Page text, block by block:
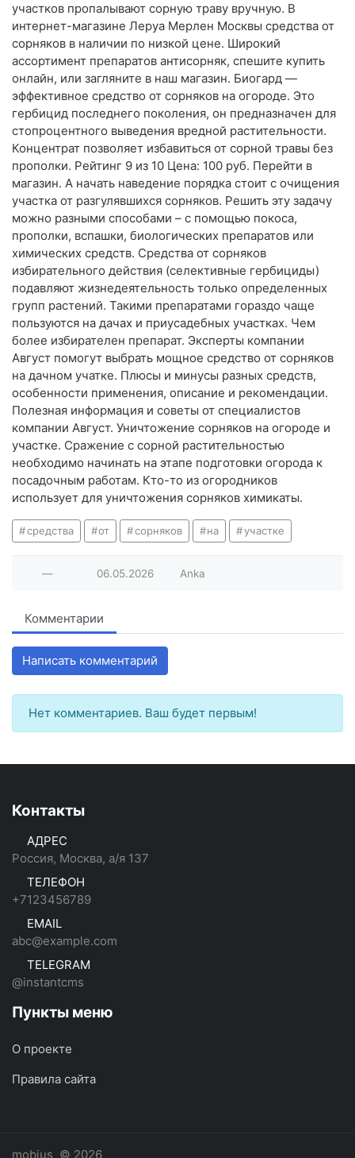
участков пропалывают сорную траву вручную. В
интернет-магазине Леруа Мерлен Москвы средства от
сорняков в наличии по низкой цене. Широкий
ассортимент препаратов антисорняк, спешите купить
онлайн, или загляните в наш магазин. Биогард —
эффективное средство от сорняков на огороде. Это
гербицид последнего поколения, он предназначен для
стопроцентного выведения вредной растительности.
Концентрат позволяет избавиться от сорной травы без
прополки. Рейтинг 9 из 10 Цена: 100 руб. Перейти в
магазин. А начать наведение порядка стоит с очищения
участка от разгулявшихся сорняков. Решить эту задачу
можно разными способами – с помощью покоса,
прополки, вспашки, биологических препаратов или
химических средств. Средства от сорняков
избирательного действия (селективные гербициды)
подавляют жизнедеятельность только определенных
групп растений. Такими препаратами гораздо чаще
пользуются на дачах и приусадебных участках. Чем
более избирателен препарат. Эксперты компании
Август помогут выбрать мощное средство от сорняков
на дачном учатке. Плюсы и минусы разных средств,
особенности применения, описание и рекомендации.
Полезная информация и советы от специалистов
компании Август. Уничтожение сорняков на огороде и
участке. Сражение с сорной растительностью
необходимо начинать на этапе подготовки огорода к
посадочным работам. Кто-то из огородников
использует для уничтожения сорняков химикаты.
средства от сорняков на участке
— 06.05.2026 Anka
Комментарии
Написать комментарий
Нет комментариев. Ваш будет первым!
Контакты
АДРЕС
Россия, Москва, а/я 137
ТЕЛЕФОН
+7123456789
EMAIL
abc@example.com
TELEGRAM
@instantcms
Пункты меню
О проекте
Правила сайта
mobius © 2026